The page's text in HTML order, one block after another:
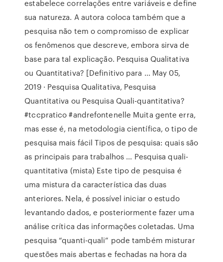
estabelece correlações entre variáveis e define
sua natureza. A autora coloca também que a
pesquisa não tem o compromisso de explicar
os fenômenos que descreve, embora sirva de
base para tal explicação. Pesquisa Qualitativa
ou Quantitativa? [Definitivo para ... May 05,
2019 · Pesquisa Qualitativa, Pesquisa
Quantitativa ou Pesquisa Quali-quantitativa?
#tccpratico #andrefontenelle Muita gente erra,
mas esse é, na metodologia científica, o tipo de
pesquisa mais fácil Tipos de pesquisa: quais são
as principais para trabalhos ... Pesquisa quali-
quantitativa (mista) Este tipo de pesquisa é
uma mistura da característica das duas
anteriores. Nela, é possível iniciar o estudo
levantando dados, e posteriormente fazer uma
análise crítica das informações coletadas. Uma
pesquisa “quanti-quali” pode também misturar
questões mais abertas e fechadas na hora da